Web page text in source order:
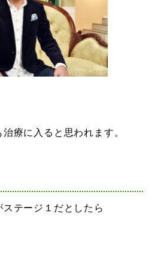
療に入ると思われます。
テージ１だとしたら